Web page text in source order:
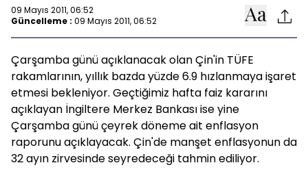
09 Mayıs 2011, 06:52
Güncelleme : 09 Mayıs 2011, 06:52
Çarşamba günü açıklanacak olan Çin'in TÜFE
rakamlarının, yıllık bazda yüzde 6.9 hızlanmaya işaret
etmesi bekleniyor. Geçtiğimiz hafta faiz kararını
açıklayan İngiltere Merkez Bankası ise yine
Çarşamba günü çeyrek döneme ait enflasyon
raporunu açıklayacak. Çin'de manşet enflasyonun da
32 ayın zirvesinde seyredeceği tahmin ediliyor.